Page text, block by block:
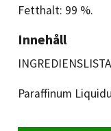
Fetthalt: 99 %.
Innehåll
Paraffinum